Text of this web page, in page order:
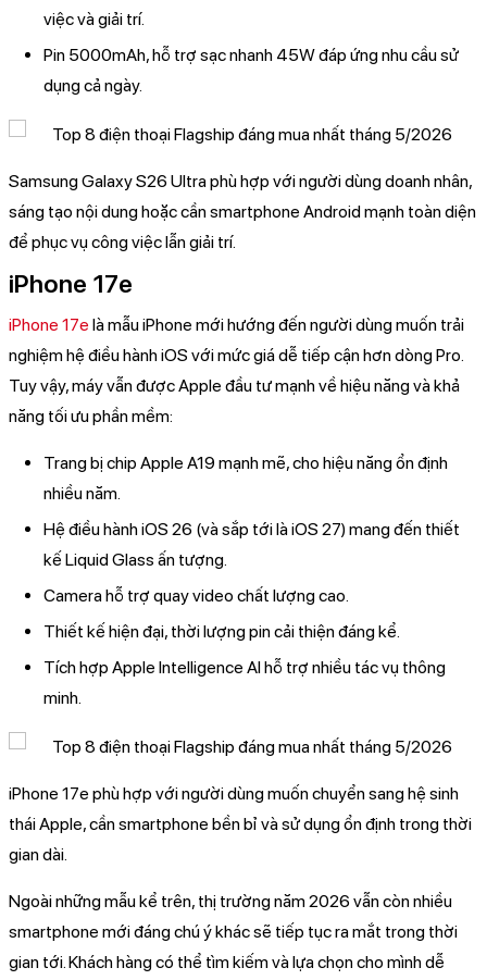
việc và giải trí.
Pin 5000mAh, hỗ trợ sạc nhanh 45W đáp ứng nhu cầu sử
dụng cả ngày.
Samsung Galaxy S26 Ultra phù hợp với người dùng doanh nhân,
sáng tạo nội dung hoặc cần smartphone Android mạnh toàn diện
để phục vụ công việc lẫn giải trí.
iPhone 17e
iPhone 17e là mẫu iPhone mới hướng đến người dùng muốn trải
nghiệm hệ điều hành iOS với mức giá dễ tiếp cận hơn dòng Pro.
Tuy vậy, máy vẫn được Apple đầu tư mạnh về hiệu năng và khả
năng tối ưu phần mềm:
Trang bị chip Apple A19 mạnh mẽ, cho hiệu năng ổn định
nhiều năm.
Hệ điều hành iOS 26 (và sắp tới là iOS 27) mang đến thiết
kế Liquid Glass ấn tượng.
Camera hỗ trợ quay video chất lượng cao.
Thiết kế hiện đại, thời lượng pin cải thiện đáng kể.
Tích hợp Apple Intelligence AI hỗ trợ nhiều tác vụ thông
minh.
iPhone 17e phù hợp với người dùng muốn chuyển sang hệ sinh
thái Apple, cần smartphone bền bỉ và sử dụng ổn định trong thời
gian dài.
Ngoài những mẫu kể trên, thị trường năm 2026 vẫn còn nhiều
smartphone mới đáng chú ý khác sẽ tiếp tục ra mắt trong thời
gian tới. Khách hàng có thể tìm kiếm và lựa chọn cho mình dễ